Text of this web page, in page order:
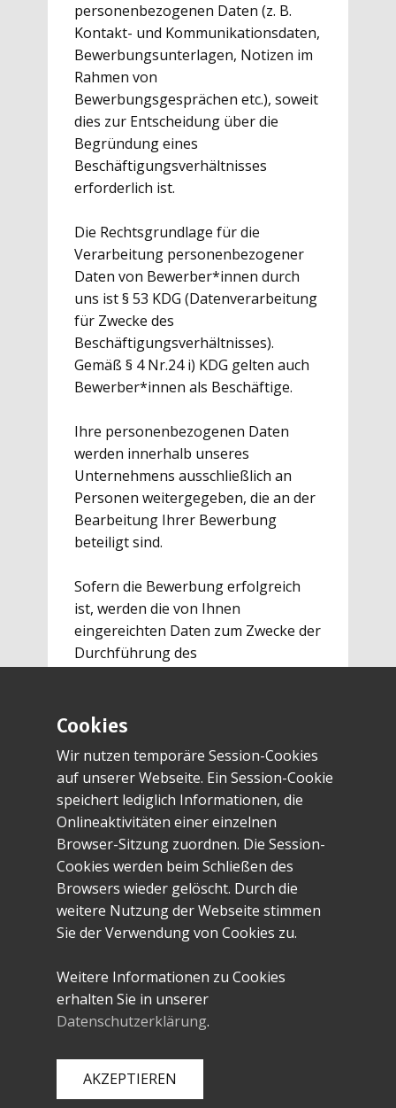
personenbezogenen Daten (z. B.
Kontakt- und Kommunikationsdaten,
Bewerbungsunterlagen, Notizen im
Rahmen von
Bewerbungsgesprächen etc.), soweit
dies zur Entscheidung über die
Begründung eines
Beschäftigungsverhältnisses
erforderlich ist.
Die Rechtsgrundlage für die
Verarbeitung personenbezogener
Daten von Bewerber*innen durch
uns ist § 53 KDG (Datenverarbeitung
für Zwecke des
Beschäftigungsverhältnisses).
Gemäß § 4 Nr.24 i) KDG gelten auch
Bewerber*innen als Beschäftige.
Ihre personenbezogenen Daten
werden innerhalb unseres
Unternehmens ausschließlich an
Personen weitergegeben, die an der
Bearbeitung Ihrer Bewerbung
beteiligt sind.
Sofern die Bewerbung erfolgreich
ist, werden die von Ihnen
eingereichten Daten zum Zwecke der
Durchführung des
Datenverarbeitungssystemen
die Verarbeitung
personenbezogener Daten ist § 53
KDG.
Sofern wir Ihnen kein
Stellenangebot machen können, Sie
ein Stellenangebot ablehnen oder
Ihre Bewerbung zurückziehen,
behalten wir uns das Recht vor, die
Grundlage unserer berechtigten
Interessen (§ 6 Abs. 1 lit. g KDG) bis
zu 6 Monate ab der Beendigung des
oder Zurückziehen der Bewerbung)
bei uns aufzubewahren.
Cookies
Wir nutzen temporäre Session-Cookies
auf unserer Webseite. Ein Session-Cookie
speichert lediglich Informationen, die
Onlineaktivitäten einer einzelnen
Browser-Sitzung zuordnen. Die Session-
Cookies werden beim Schließen des
Browsers wieder gelöscht. Durch die
weitere Nutzung der Webseite stimmen
Sie der Verwendung von Cookies zu.
Weitere Informationen zu Cookies
erhalten Sie in unserer
Datenschutzerklärung.
AKZEPTIEREN